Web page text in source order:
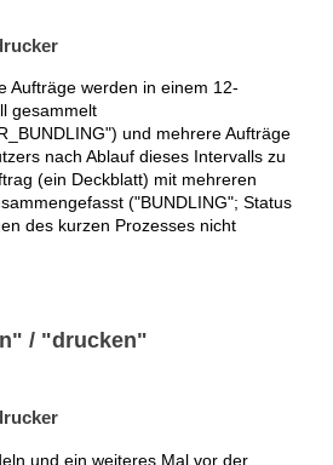
Aufträge werden in einem 12-
gesam­melt
und mehrere Aufträge
nach Ablauf dieses Inter­valls zu
(ein Deck­blatt) mit mehreren
("BUNDLING"; Status
des kurzen Prozesses nicht
/ "drucken"
und ein weiteres Mal vor der